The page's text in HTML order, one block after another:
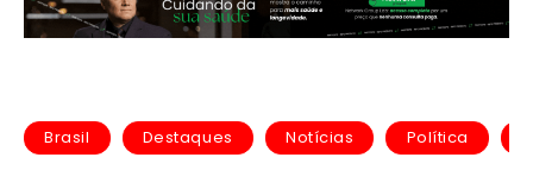
Brasil Destaques Notícias Política